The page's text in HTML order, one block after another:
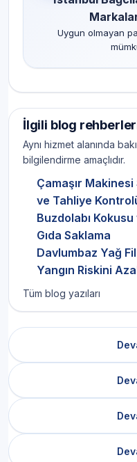
Uygun olmayan
İlgili blog
Aynı hizmet alanında
bilgilendirme amaçlıdır.
Çamaşır
ve Tahliye
Buzdolabı Kokusu
Gıda Saklama
Davlumbaz Yağ
Yangın Riskini
Tüm blog yazıları